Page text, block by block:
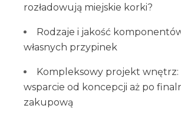
rozładowują miejskie korki?
Rodzaje i jakość
własnych przypinek
Kompleksowy projekt wnętrz:
wsparcie od koncepcji aż po
zakupową